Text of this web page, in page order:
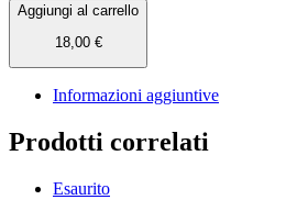
Aggiungi al carrello
18,00 €
Informazioni aggiuntive
Prodotti correlati
Esaurito